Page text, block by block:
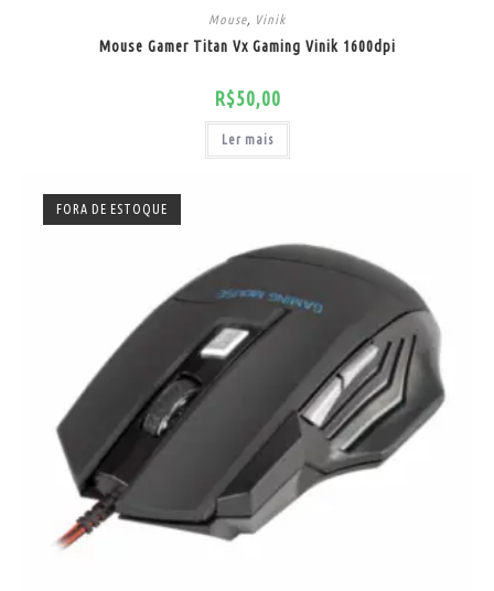
Mouse, Vinik
Mouse Gamer Titan Vx Gaming Vinik 1600dpi
R$50,00
Ler mais
FORA DE ESTOQUE